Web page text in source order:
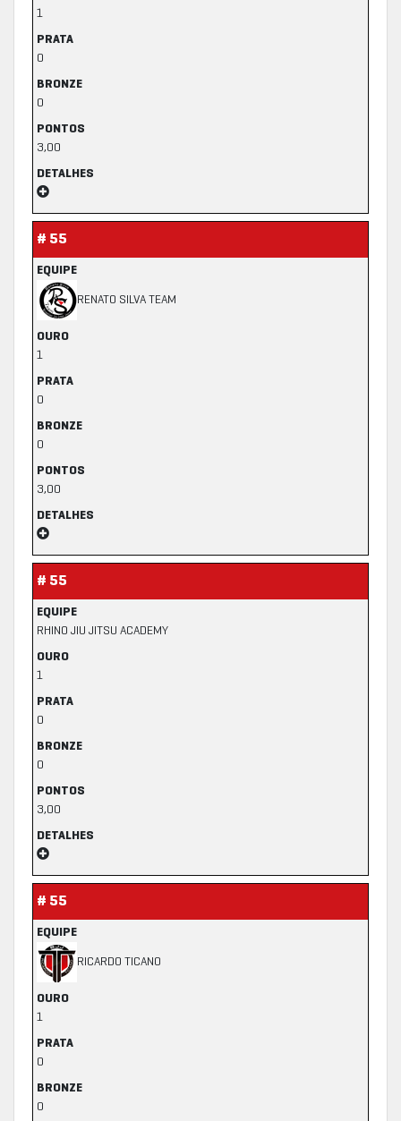
1
PRATA
0
BRONZE
0
PONTOS
3,00
DETALHES
# 55
EQUIPE
RENATO SILVA TEAM
OURO
1
PRATA
0
BRONZE
0
PONTOS
3,00
DETALHES
# 55
EQUIPE
RHINO JIU JITSU ACADEMY
OURO
1
PRATA
0
BRONZE
0
PONTOS
3,00
DETALHES
# 55
EQUIPE
RICARDO TICANO
OURO
1
PRATA
0
BRONZE
0